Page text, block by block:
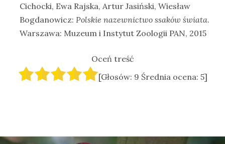
Cichocki, Ewa Rajska, Artur Jasiński, Wiesław
Bogdanowicz: Polskie nazewnictwo ssaków świata.
Warszawa: Muzeum i Instytut Zoologii PAN, 2015
Oceń treść
[Głosów: 9 Średnia ocena: 5]